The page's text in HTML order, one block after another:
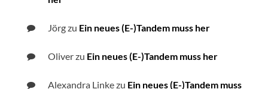
Jörgzu Ein neues (E-)Tandem muss her
Oliverzu Ein neues (E-)Tandem muss her
Alexandra Linkezu Ein neues (E-)Tandem muss